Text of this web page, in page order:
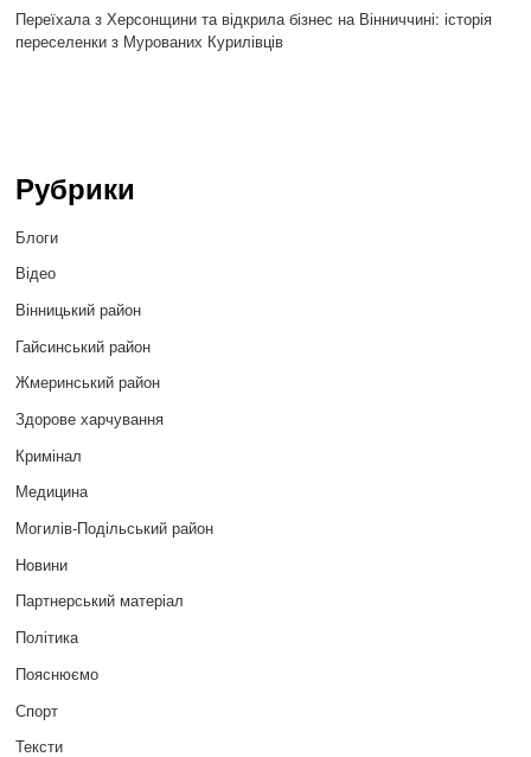
Переїхала з Херсонщини та відкрила бізнес на Вінниччині: історія
переселенки з Мурованих Курилівців
Рубрики
Блоги
Відео
Вінницький район
Гайсинський район
Жмеринський район
Здорове харчування
Кримінал
Медицина
Могилів-Подільський район
Новини
Партнерський матеріал
Політика
Пояснюємо
Спорт
Тексти